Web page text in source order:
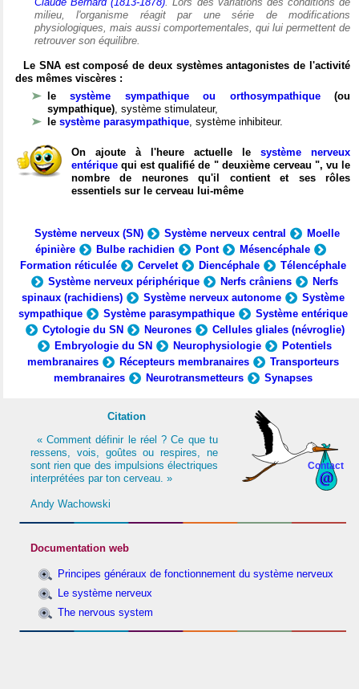
milieu, l'organisme réagit par une série de modifications
physiologiques, mais aussi comportementales, qui lui permettent de
retrouver son équilibre.
Le SNA est composé de deux systèmes antagonistes de l'activité
des mêmes viscères :
lesystème sympathique ou orthosympathique(ou
sympathique), système stimulateur,
le système parasympathique, système inhibiteur.
On ajoute à l'heure actuelle le système nerveux
entérique qui est qualifié de " deuxième cerveau ", vu le
nombre de neurones qu'il contient et ses rôles
essentiels sur le cerveau lui-même
Système nerveux (SN) Système nerveux central
Moelle
épinière
Bulbe rachidien Pont
Mésencéphale
Formation réticulée
Cervelet Diencéphale
Télencéphale
Système nerveux périphérique
Nerfs crâniens
Nerfs
spinaux (rachidiens)
Système nerveux autonome
Système
sympathique
Système parasympathique
Système entérique
Cytologie du SN
Neurones
Cellules gliales (névroglie)
Embryologie du SN
Neurophysiologie
Potentiels
membranaires
Récepteurs membranaires
Transporteurs
membranaires
Neurotransmetteurs Synapses
Contact
Citation
« Comment définir le réel ? Ce que tu
ressens, vois, goûtes ou respires, ne
sont rien que des impulsions électriques
interprétées par ton cerveau. »
Andy Wachowski
Documentation web
Principes généraux de fonctionnement du système nerveux
Le système nerveux
The nervous system